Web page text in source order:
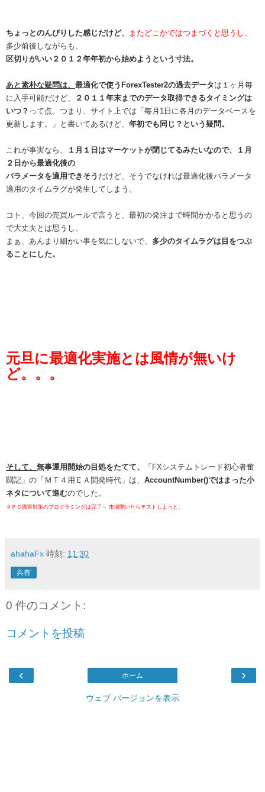
ちょっとのんびりした感じだけど、
またどこかではつまづくと思うし、
多少前後しながらも、
区切りがいい２０１２年年初から始めようという寸法。
あと素朴な疑問は、 最適化で使うForexTester2の過去データは１ヶ月毎
に入手可能だけど、
２０１１年末までのデータ取得できるタイミングは
いつ？ って点。つまり、サイト上では「毎月1日に各月のデータベースを
更新します。」と書いてあるけど、 年初でも同じ？という疑問。
これが事実なら、
１月１日はマーケットが閉じてるみたいなので、１月
２日から最適化後の
パラメータを適用できそう だけど、そうでなければ最適化後パラメータ
適用のタイムラグが発生してしまう。
コト、今回の売買ルールで言うと、最初の発注まで時間かかると思うの
で大丈夫とは思うし、
まぁ、あんまり細かい事を気にしないで、 多少のタイムラグは目をつぶ
ることにした。
元旦に最適化実施とは風情が無いけ
ど。。。
そして、 無事運用開始の目処をたてて、
「FXシステムトレード初心者奮
闘記」の「ＭＴ４用ＥＡ開発時代」は、 AccountNumber()ではまった小
ネタについて進むのでした。
＃ＰＣ障害対策のプログラミングは完了～ 市場開いたらテストしよっと。
ahahaFx 時刻: 11:30
共有
0 件のコメント:
コメントを投稿
‹ ›
ホーム
ウェブ バージョンを表示